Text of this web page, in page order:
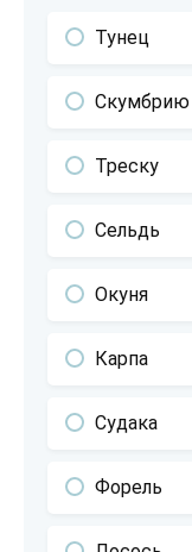
Тунец
Скумбрию
Треску
Сельдь
Окуня
Карпа
Судака
Форель